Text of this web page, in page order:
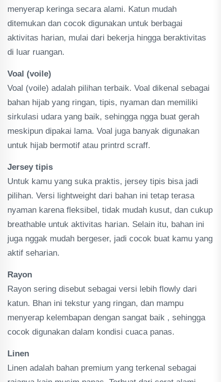
menyerap keringa secara alami. Katun mudah
ditemukan dan cocok digunakan untuk berbagai
aktivitas harian, mulai dari bekerja hingga beraktivitas
di luar ruangan.
Voal (voile)
Voal (voile) adalah pilihan terbaik. Voal dikenal sebagai
bahan hijab yang ringan, tipis, nyaman dan memiliki
sirkulasi udara yang baik, sehingga ngga buat gerah
meskipun dipakai lama. Voal juga banyak digunakan
untuk hijab bermotif atau printrd scraff.
Jersey tipis
Untuk kamu yang suka praktis, jersey tipis bisa jadi
pilihan. Versi lightweight dari bahan ini tetap terasa
nyaman karena fleksibel, tidak mudah kusut, dan cukup
breathable untuk aktivitas harian. Selain itu, bahan ini
juga nggak mudah bergeser, jadi cocok buat kamu yang
aktif seharian.
Rayon
Rayon sering disebut sebagai versi lebih flowly dari
katun. Bhan ini tekstur yang ringan, dan mampu
menyerap kelembapan dengan sangat baik , sehingga
cocok digunakan dalam kondisi cuaca panas.
Linen
Linen adalah bahan premium yang terkenal sebagai